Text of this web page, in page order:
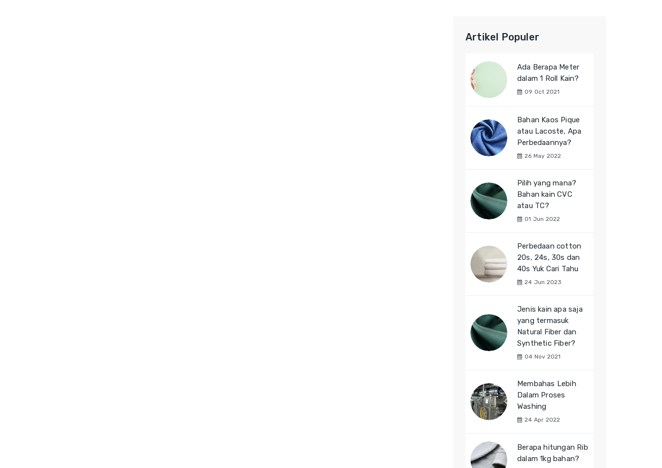
Artikel Populer
Ada Berapa Meter
dalam 1 Roll Kain?
09 Oct 2021
Bahan Kaos Pique
atau Lacoste, Apa
Perbedaannya?
26 May 2022
Pilih yang mana?
Bahan kain CVC
atau TC?
01 Jun 2022
Perbedaan cotton
20s, 24s, 30s dan
40s Yuk Cari Tahu
24 Jun 2023
Jenis kain apa saja
yang termasuk
Natural Fiber dan
Synthetic Fiber?
04 Nov 2021
Membahas Lebih
Dalam Proses
Washing
24 Apr 2022
Berapa hitungan Rib
dalam 1kg bahan?